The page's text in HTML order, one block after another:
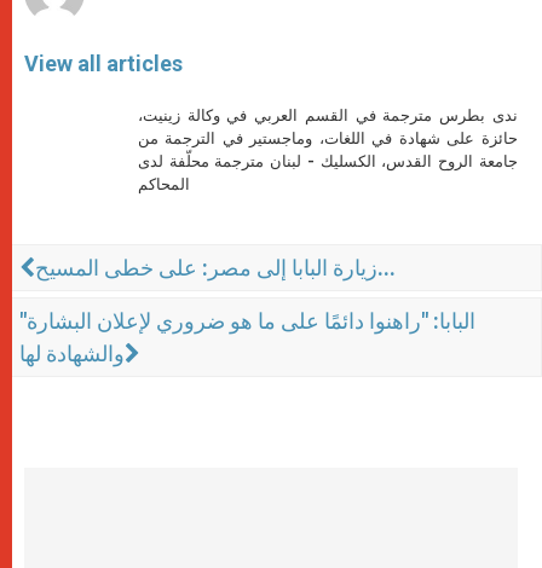
View all articles
ندى بطرس مترجمة في القسم العربي في وكالة زينيت،
حائزة على شهادة في اللغات، وماجستير في الترجمة من
جامعة الروح القدس، الكسليك - لبنان مترجمة محلّفة لدى
المحاكم
زيارة البابا إلى مصر: على خطى المسيح...
"البابا: "راهنوا دائمًا على ما هو ضروري لإعلان البشارة
والشهادة لها